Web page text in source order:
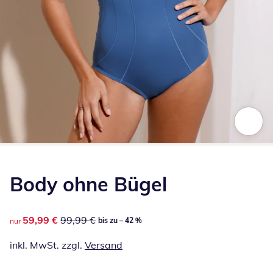
Body ohne Bügel
reduzierter Preis 59,99 €, vorheriger Preis: 99,99 €
nur 59,99 € 99,99 € bis zu – 42 %
inkl. MwSt. zzgl. Versand